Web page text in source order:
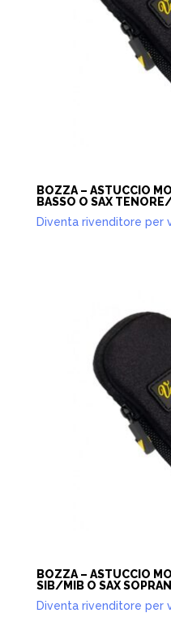
BOZZA – ASTUCCIO
BASSO O SAX
Diventa rivenditore per
BOZZA – ASTUCCIO
SIB/MIB O SAX
Diventa rivenditore per